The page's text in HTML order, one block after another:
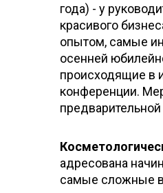
года) - у
красивого
опытом, самые
осенней
происходящие в
конференции.
предварительной
адресована
самые сложные